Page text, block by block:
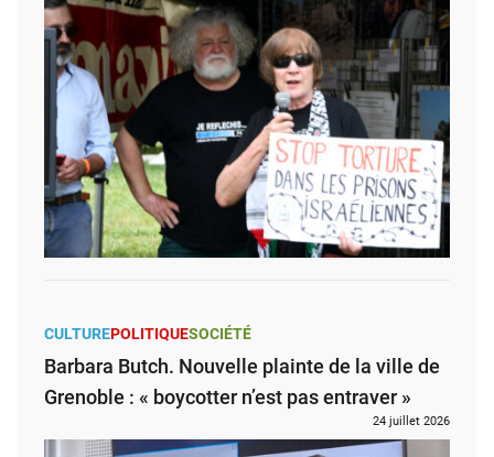
CULTUREPOLITIQUESOCIÉTÉ
Barbara Butch. Nouvelle plainte de la ville de
Grenoble : « boycotter n’est pas entraver »
24 juillet 2026